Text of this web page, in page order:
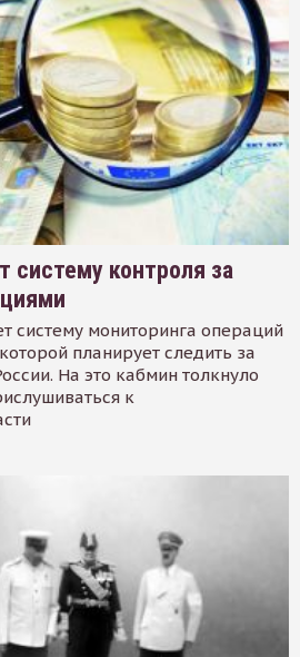
систему контроля за
систему мониторинга операций
планирует следить за
На это кабмин толкнуло
к